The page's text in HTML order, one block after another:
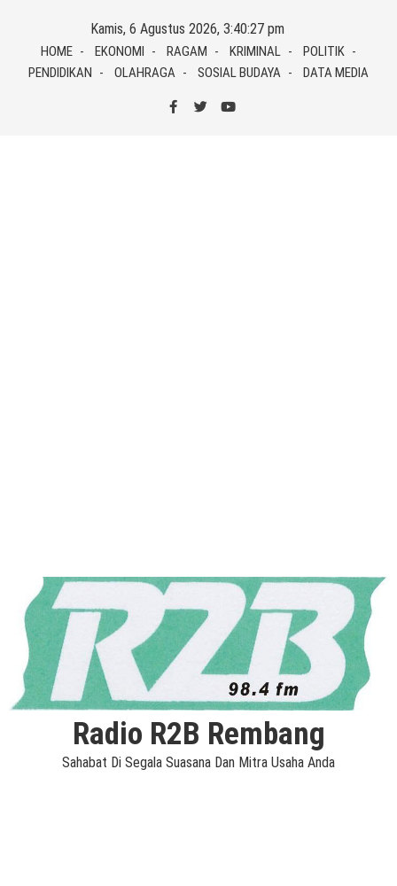
content
Kamis, 6 Agustus 2026, 3:40:27 pm
HOME EKONOMI RAGAM KRIMINAL
POLITIK
PENDIDIKAN
OLAHRAGA SOSIAL BUDAYA DATA MEDIA
Radio R2B Rembang
Sahabat Di Segala Suasana Dan Mitra Usaha Anda